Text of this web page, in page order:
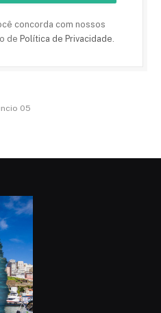
concorda com nossos
de Política de Privacidade.
05